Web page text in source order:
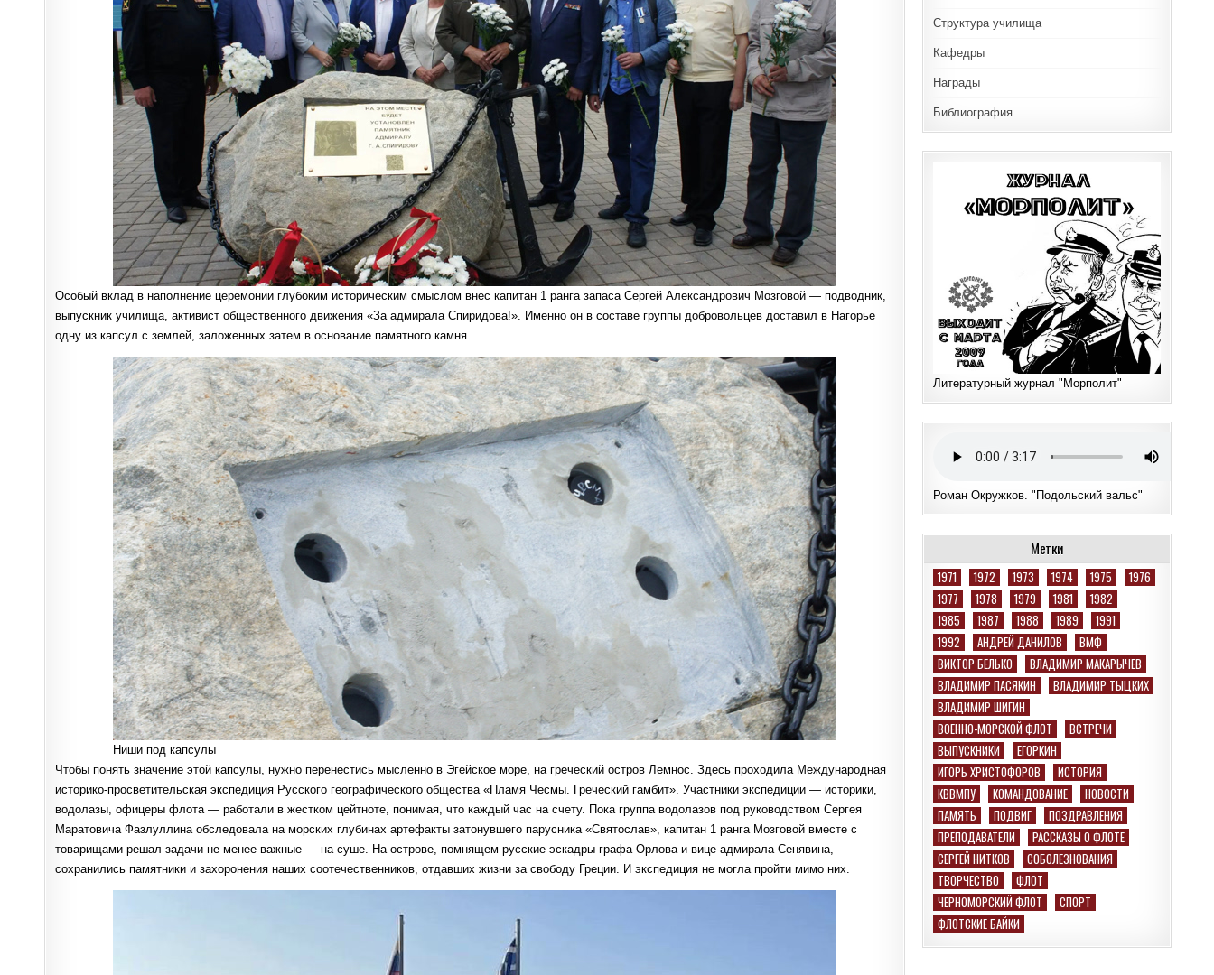
Особый вклад в наполнение церемонии глубоким историческим смыслом внес капитан 1 ранга запаса Сергей Александрович Мозговой — подводник,
выпускник училища, активист общественного движения «За адмирала Спиридова!». Именно он в составе группы добровольцев доставил в Нагорье
одну из капсул с землей, заложенных затем в основание памятного камня.
Ниши под капсулы
Чтобы понять значение этой капсулы, нужно перенестись мысленно в Эгейское море, на греческий остров Лемнос. Здесь проходила Международная
историко-просветительская экспедиция Русского географического общества «Пламя Чесмы. Греческий гамбит». Участники экспедиции — историки,
водолазы, офицеры флота — работали в жестком цейтноте, понимая, что каждый час на счету. Пока группа водолазов под руководством Сергея
Маратовича Фазлуллина обследовала на морских глубинах артефакты затонувшего парусника «Святослав», капитан 1 ранга Мозговой вместе с
товарищами решал задачи не менее важные — на суше. На острове, помнящем русские эскадры графа Орлова и вице-адмирала Сенявина,
сохранились памятники и захоронения наших соотечественников, отдавших жизни за свободу Греции. И экспедиция не могла пройти мимо них.
Структура училища
Кафедры
Награды
Библиография
Литературный журнал "Морполит"
Роман Окружков. "Подольский вальс"
Метки
1971 1972 1973 1974 1975
1976
1977
1978 1979 1981
1982
1985
1987 1988 1989
1991
1992
АНДРЕЙ ДАНИЛОВ
ВМФ
ВИКТОР БЕЛЬКО
ВЛАДИМИР МАКАРЫЧЕВ
ВЛАДИМИР ПАСЯКИН
ВЛАДИМИР ТЫЦКИХ
ВЛАДИМИР ШИГИН
ВОЕННО-МОРСКОЙ ФЛОТ
ВСТРЕЧИ
ВЫПУСКНИКИ
ЕГОРКИН
ИГОРЬ ХРИСТОФОРОВ
ИСТОРИЯ
КВВМПУ
КОМАНДОВАНИЕ
НОВОСТИ
ПАМЯТЬ
ПОДВИГ
ПОЗДРАВЛЕНИЯ
ПРЕПОДАВАТЕЛИ
РАССКАЗЫ О ФЛОТЕ
СЕРГЕЙ НИТКОВ
СОБОЛЕЗНОВАНИЯ
ТВОРЧЕСТВО
ФЛОТ
ЧЕРНОМОРСКИЙ ФЛОТ
СПОРТ
ФЛОТСКИЕ БАЙКИ